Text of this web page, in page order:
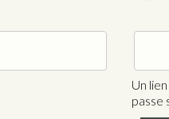
Un
passe